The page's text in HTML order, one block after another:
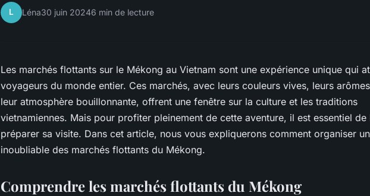
L Léna30 juin 20246 min de lecture
Les marchés flottants sur le Mékong au Vietnam sont une expérience unique qui
voyageurs du monde entier. Ces marchés, avec leurs couleurs vives, leurs
leur atmosphère bouillonnante, offrent une fenêtre sur la culture et les traditions
vietnamiennes. Mais pour profiter pleinement de cette aventure, il est essentiel de
préparer sa visite. Dans cet article, nous vous expliquerons comment organiser
inoubliable des marchés flottants du Mékong.
Comprendre les marchés flottants du Mékong